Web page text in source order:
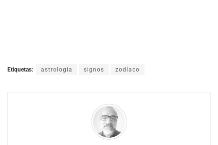
Etiquetas: astrologia signos zodíaco